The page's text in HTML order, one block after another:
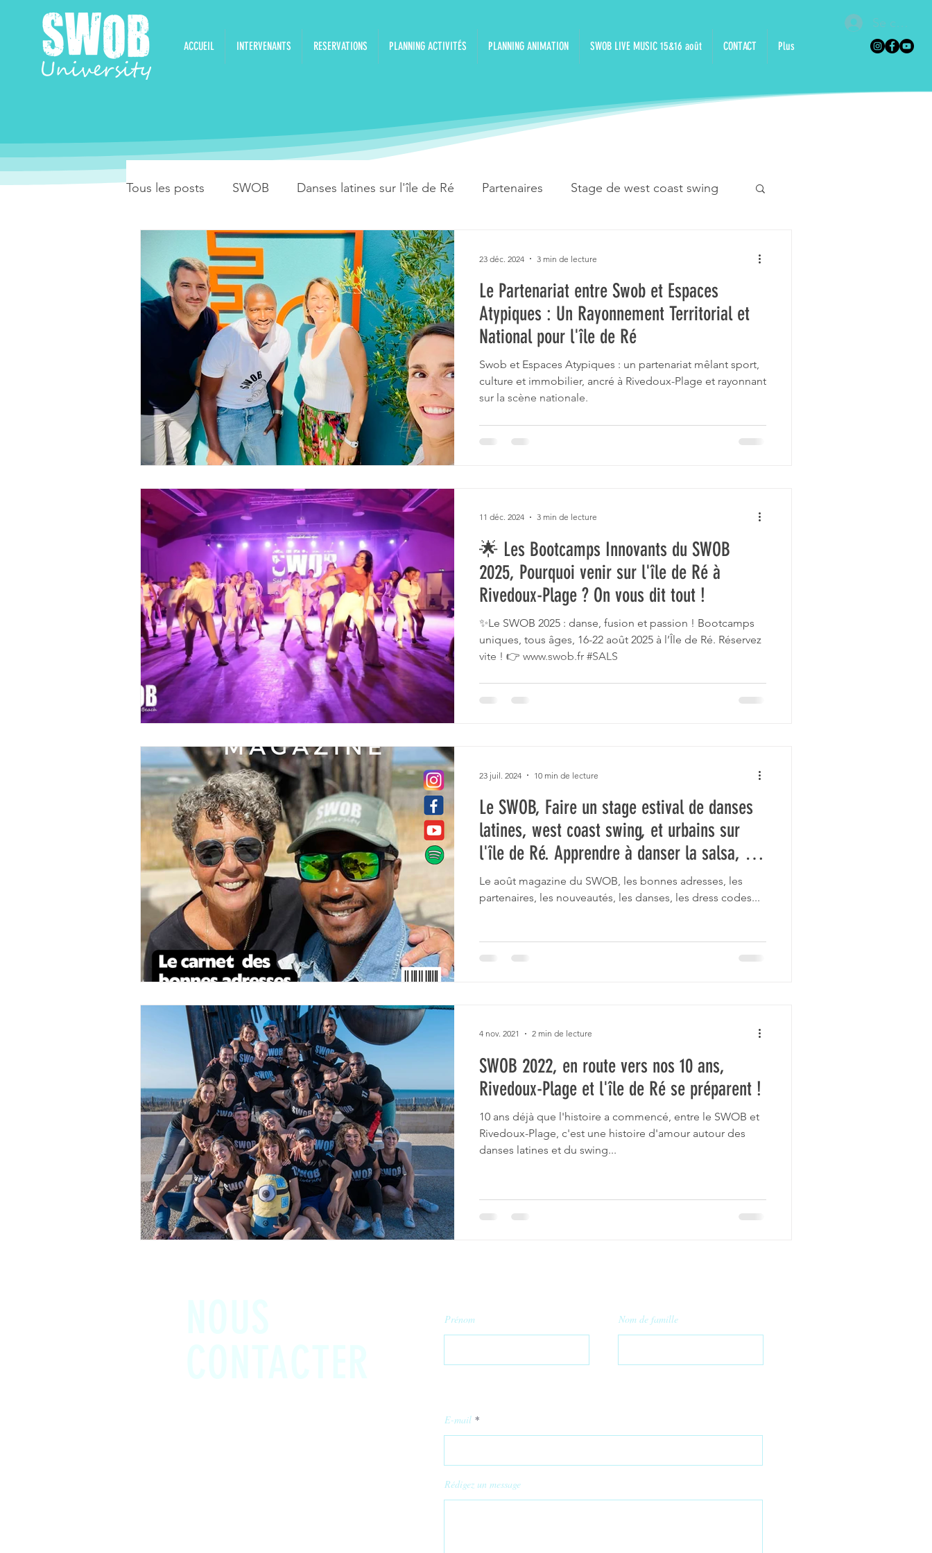
Se
ACCUEIL INTERVENANTS RESERVATIONS PLANNING ACTIVITÉS PLANNING ANIMATION SWOB LIVE MUSIC 15&16 août CONTACT Plus
Tous les posts SWOB Danses latines sur l'île de Ré Partenaires Stage de west coast swing
Stage de danses latines Île de Ré - Rivedoux Plage
Stage de danses pendant l'été Semaine de danses Séjour vacances
stage de salsa une semaine stage intensif de danse
Séjour vacances west coast swing
Le Partenariat entre Swob et Espaces
Atypiques : Un Rayonnement Territorial et
National pour l'île de Ré
Swob et Espaces Atypiques : un partenariat mêlant sport,
culture et immobilier, ancré à Rivedoux-Plage et rayonnant
sur la scène nationale.
23 déc. 2024 3 min de lecture
🌟 Les Bootcamps Innovants du SWOB
2025, Pourquoi venir sur l'île de Ré à
Rivedoux-Plage ? On vous dit tout !
✨Le SWOB 2025 : danse, fusion et passion ! Bootcamps
uniques, tous âges, 16-22 août 2025 à l’Île de Ré. Réservez
vite ! 👉 www.swob.fr #SALS
11 déc. 2024 3 min de lecture
Le SWOB, Faire un stage estival de danses
latines, west coast swing, et urbains sur
l'île de Ré. Apprendre à danser la salsa, la
bachata, le hip-hop, et le West Coast swing
en une semaine.
Le août magazine du SWOB, les bonnes adresses, les
partenaires, les nouveautés, les danses, les dress codes...
23 juil. 2024 10 min de lecture
SWOB 2022, en route vers nos 10 ans,
Rivedoux-Plage et l'île de Ré se préparent !
10 ans déjà que l'histoire a commencé, entre le SWOB et
Rivedoux-Plage, c'est une histoire d'amour autour des
danses latines et du swing...
4 nov. 2021 2 min de lecture
Prénom Nom de famille
E-mail
Rédigez un message